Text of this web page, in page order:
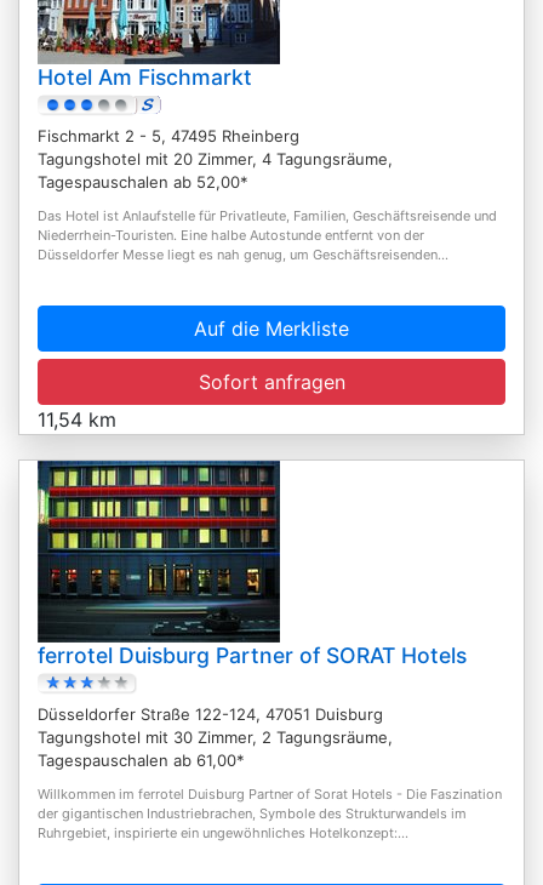
Hotel Am Fischmarkt
Fischmarkt 2 - 5, 47495 Rheinberg
Tagungshotel mit 20 Zimmer, 4 Tagungsräume,
Tagespauschalen ab 52,00*
Das Hotel ist Anlaufstelle für Privatleute, Familien, Geschäftsreisende und
Niederrhein-Touristen. Eine halbe Autostunde entfernt von der
Düsseldorfer Messe liegt es nah genug, um Geschäftsreisenden...
Auf die Merkliste
Sofort anfragen
11,54 km
ferrotel Duisburg Partner of SORAT Hotels
Düsseldorfer Straße 122-124, 47051 Duisburg
Tagungshotel mit 30 Zimmer, 2 Tagungsräume,
Tagespauschalen ab 61,00*
Willkommen im ferrotel Duisburg Partner of Sorat Hotels - Die Faszination
der gigantischen Industriebrachen, Symbole des Strukturwandels im
Ruhrgebiet, inspirierte ein ungewöhnliches Hotelkonzept:...